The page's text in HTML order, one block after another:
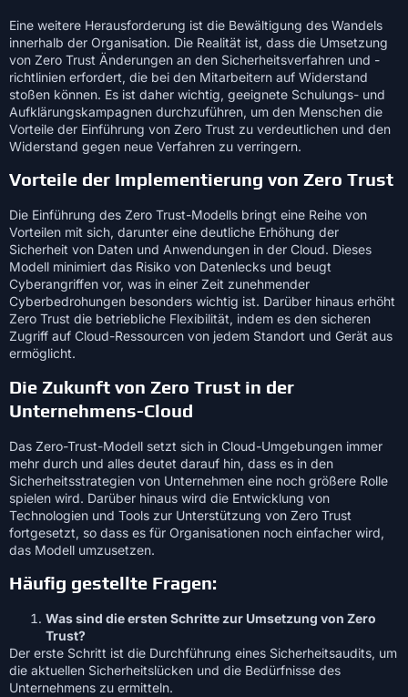
Eine weitere Herausforderung ist die Bewältigung des Wandels
innerhalb der Organisation. Die Realität ist, dass die Umsetzung
von Zero Trust Änderungen an den Sicherheitsverfahren und -
richtlinien erfordert, die bei den Mitarbeitern auf Widerstand
stoßen können. Es ist daher wichtig, geeignete Schulungs- und
Aufklärungskampagnen durchzuführen, um den Menschen die
Vorteile der Einführung von Zero Trust zu verdeutlichen und den
Widerstand gegen neue Verfahren zu verringern.
Vorteile der Implementierung von Zero Trust
Die Einführung des Zero Trust-Modells bringt eine Reihe von
Vorteilen mit sich, darunter eine deutliche Erhöhung der
Sicherheit von Daten und Anwendungen in der Cloud. Dieses
Modell minimiert das Risiko von Datenlecks und beugt
Cyberangriffen vor, was in einer Zeit zunehmender
Cyberbedrohungen besonders wichtig ist. Darüber hinaus erhöht
Zero Trust die betriebliche Flexibilität, indem es den sicheren
Zugriff auf Cloud-Ressourcen von jedem Standort und Gerät aus
ermöglicht.
Die Zukunft von Zero Trust in der
Unternehmens-Cloud
Das Zero-Trust-Modell setzt sich in Cloud-Umgebungen immer
mehr durch und alles deutet darauf hin, dass es in den
Sicherheitsstrategien von Unternehmen eine noch größere Rolle
spielen wird. Darüber hinaus wird die Entwicklung von
Technologien und Tools zur Unterstützung von Zero Trust
fortgesetzt, so dass es für Organisationen noch einfacher wird,
das Modell umzusetzen.
Häufig gestellte Fragen:
Was sind die ersten Schritte zur Umsetzung von Zero
Trust?
Der erste Schritt ist die Durchführung eines Sicherheitsaudits, um
die aktuellen Sicherheitslücken und die Bedürfnisse des
Unternehmens zu ermitteln.